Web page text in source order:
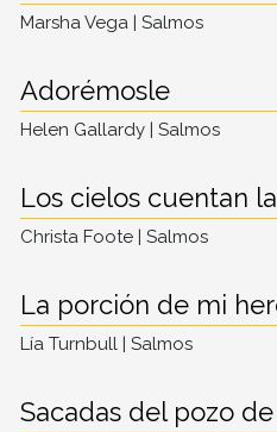
Marsha Vega | Salmos
Adorémosle
Helen Gallardy | Salmos
Los cielos cuentan
Christa Foote | Salmos
La porción de mi
Lía Turnbull | Salmos
Sacadas del pozo